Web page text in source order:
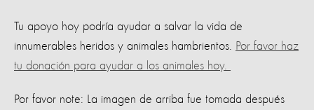
Tu apoyo hoy podría ayudar a salvar la vida de
innumerables heridos y animales hambrientos.
Por favor haz
tu donación para ayudar a los animales hoy.
Por favor note: La imagen de arriba fue tomada después